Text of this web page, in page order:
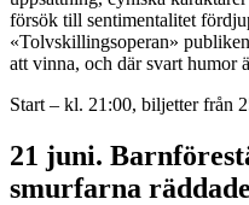
försök till sentimentalitet
«Tolvskillingsoperan»
att vinna, och där svart humor
Start – kl. 21:00, biljetter från
21 juni.
smurfarna